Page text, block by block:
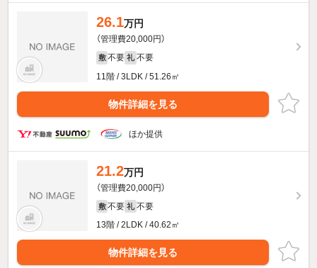
26.1万円
（管理費20,000円）
敷 不要 礼 不要
11階 / 3LDK / 51.26㎡
物件詳細を見る
ほか提供
21.2万円
（管理費20,000円）
敷 不要 礼 不要
13階 / 2LDK / 40.62㎡
物件詳細を見る